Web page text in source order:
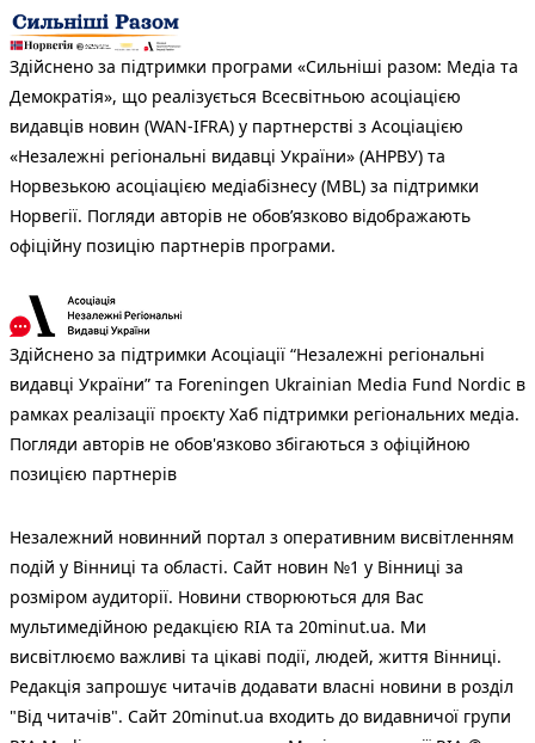
Здійснено за підтримки програми «Сильніші разом: Медіа та
Демократія», що реалізується Всесвітньою асоціацією
видавців новин (WAN-IFRA) у партнерстві з Асоціацією
«Незалежні регіональні видавці України» (АНРВУ) та
Норвезькою асоціацією медіабізнесу (MBL) за підтримки
Норвегії. Погляди авторів не обов’язково відображають
офіційну позицію партнерів програми.
Здійснено за підтримки Асоціації “Незалежні регіональні
видавці України” та Foreningen Ukrainian Media Fund Nordic в
рамках реалізації проєкту Хаб підтримки регіональних медіа.
Погляди авторів не обов'язково збігаються з офіційною
позицією партнерів
Незалежний новинний портал з оперативним висвітленням
подій у Вінниці та області. Сайт новин №1 у Вінниці за
розміром аудиторії. Новини створюються для Вас
мультимедійною редакцією RIA та 20minut.ua. Ми
висвітлюємо важливі та цікаві події, людей, життя Вінниці.
Редакція запрошує читачів додавати власні новини в розділ
"Від читачів". Сайт 20minut.ua входить до видавничої групи